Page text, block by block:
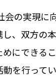
会の実現に
、双方の
にできる
を行って